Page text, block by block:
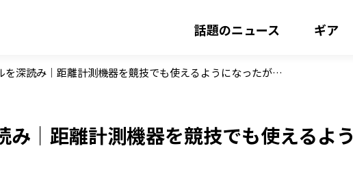
話題のニュース ギア
を深読み｜距離計測機器を競技でも使えるようになったが…
み｜距離計測機器を競技でも使えるよう